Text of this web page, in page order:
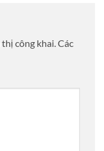
công khai.Các